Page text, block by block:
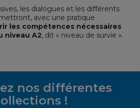
les dialogues et les différents
avec une pratique
les compétences nécessaires
niveau A2, dit « niveau de survie ».
nos différentes
!